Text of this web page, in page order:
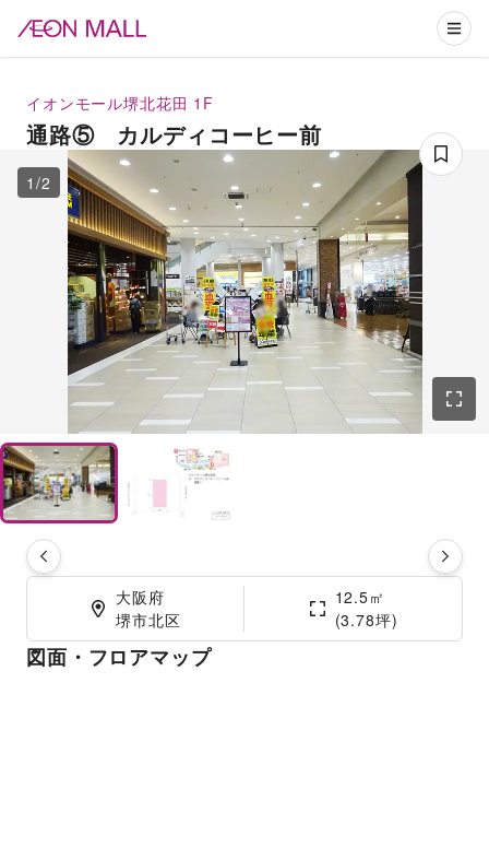
イオンモール堺北花田 1F
通路⑤ カルディコーヒー前
1 /2
大阪府
堺市北区
12.5㎡
(3.78坪)
図面・フロアマップ